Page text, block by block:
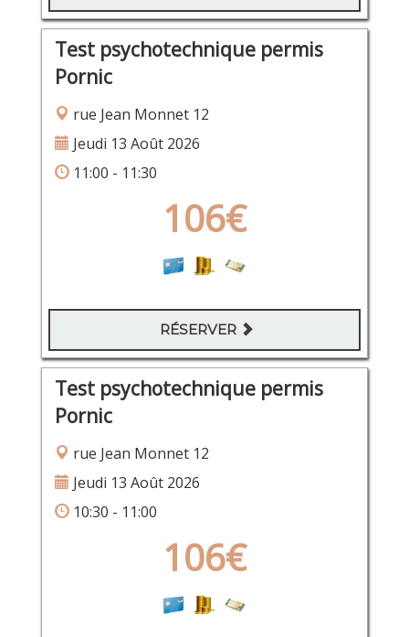
Test psychotechnique permis
Pornic
rue Jean Monnet 12
Jeudi 13 Août 2026
11:00 - 11:30
106€
RÉSERVER
Test psychotechnique permis
Pornic
rue Jean Monnet 12
Jeudi 13 Août 2026
10:30 - 11:00
106€